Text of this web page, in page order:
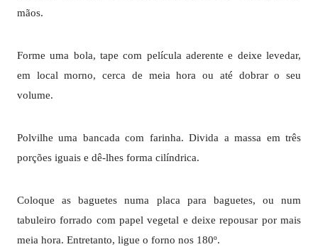
mãos.
Forme uma bola, tape com película aderente e deixe levedar,
em local morno, cerca de meia hora ou até dobrar o seu
volume.
Polvilhe uma bancada com farinha. Divida a massa em três
porções iguais e dê-lhes forma cilíndrica.
Coloque as baguetes numa placa para baguetes, ou num
tabuleiro forrado com papel vegetal e deixe repousar por mais
meia hora. Entretanto, ligue o forno nos 180º.